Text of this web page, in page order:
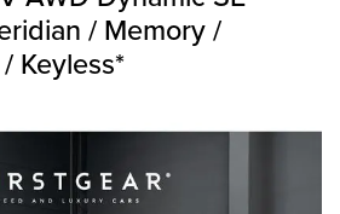
/ Memory /
Keyless*